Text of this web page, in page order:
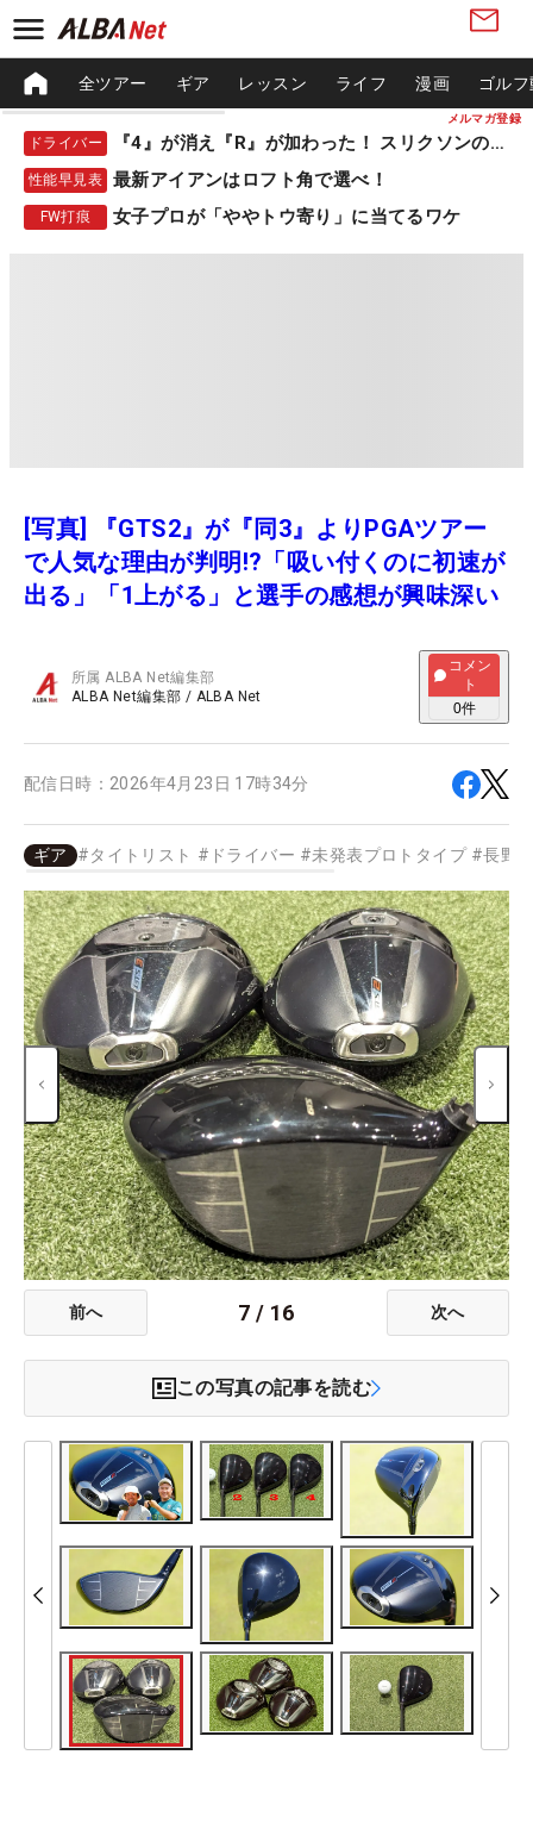
メルマガ登録
全ツアー ギア レッスン ライフ 漫画 ゴル
ドライバー 『4』が消え『R』が加わった！ スリクソンの新作
性能早見表 最新アイアンはロフト角で選べ！
FW打痕 女子プロが「ややトウ寄り」に当てるワケ
[写真] 『GTS2』が『同3』よりPGAツアー
で人気な理由が判明!?「吸い付くのに初速が
出る」「1上がる」と選手の感想が興味深い
所属ALBA Net編集部
ALBA Net編集部 / ALBA Net
コメン
ト
0件
配信日時： 2026年4月23日 17時34分
ギア #タイトリスト # ドライバー #未発表プロトタイプ #長野
前へ 7 / 16 次へ
この写真の記事を読む